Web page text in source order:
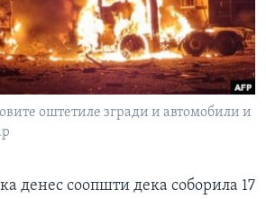
оштетиле згради и автомобили и
денес соопшти дека соборила 17